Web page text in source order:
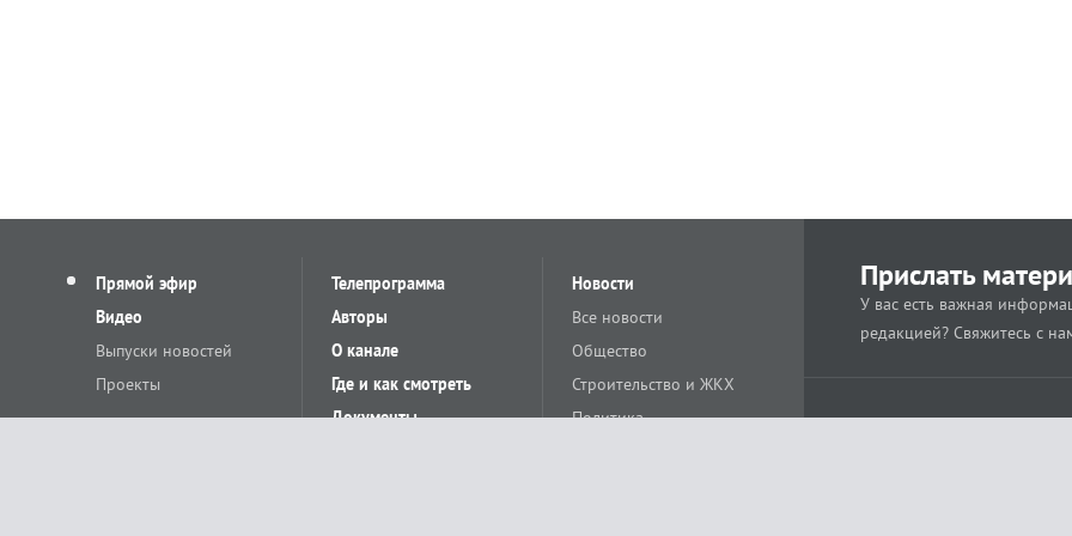
Прямой эфир
Видео
Выпуски новостей
Проекты
Телепрограмма
Авторы
О канале
Где и как смотреть
Документы
Новости
Все новости
Общество
Строительство и ЖКХ
Политика
Прислать
У вас есть важная
редакцией? Свяжитесь с